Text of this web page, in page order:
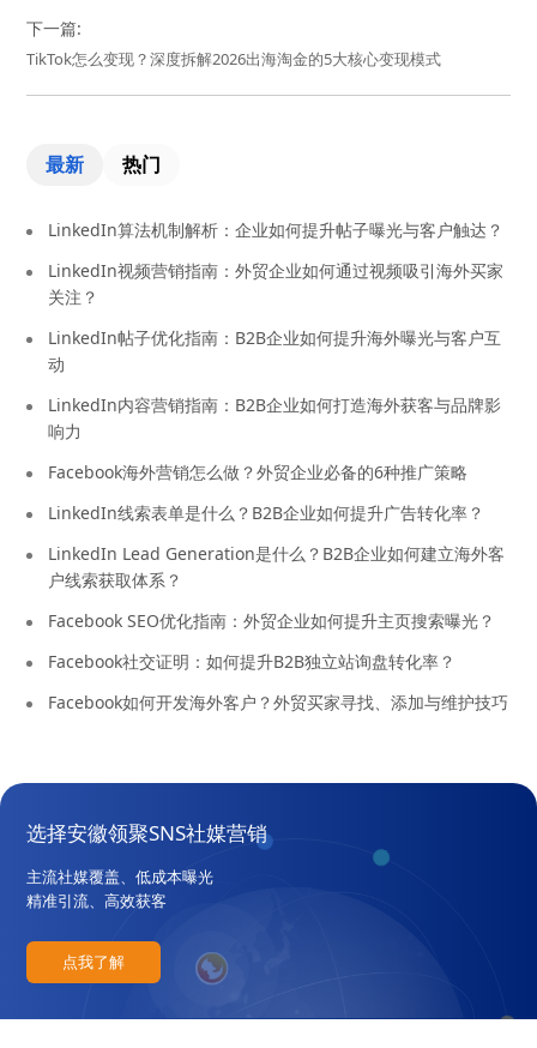
下一篇:
TikTok怎么变现？深度拆解2026出海淘金的5大核心变现模式
最新 热门
LinkedIn算法机制解析：企业如何提升帖子曝光与客户触达？
LinkedIn视频营销指南：外贸企业如何通过视频吸引海外买家
关注？
LinkedIn帖子优化指南：B2B企业如何提升海外曝光与客户互
动
LinkedIn内容营销指南：B2B企业如何打造海外获客与品牌影
响力
Facebook海外营销怎么做？外贸企业必备的6种推广策略
LinkedIn线索表单是什么？B2B企业如何提升广告转化率？
LinkedIn Lead Generation是什么？B2B企业如何建立海外客
户线索获取体系？
Facebook SEO优化指南：外贸企业如何提升主页搜索曝光？
Facebook社交证明：如何提升B2B独立站询盘转化率？
Facebook如何开发海外客户？外贸买家寻找、添加与维护技巧
选择安徽领聚SNS社媒营销
主流社媒覆盖、低成本曝光
精准引流、高效获客
点我了解